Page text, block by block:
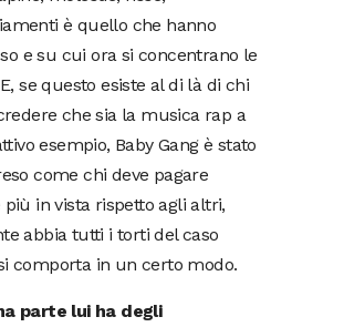
è quello che hanno
e su cui ora si concentrano le
se questo esiste al di là di chi
che sia la musica rap a
esempio, Baby Gang è stato
come chi deve pagare
più in vista rispetto agli altri,
abbia tutti i torti del caso
comporta in un certo modo.
parte lui ha degli